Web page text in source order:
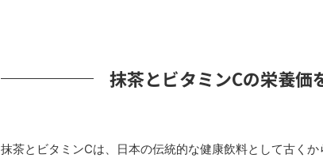
抹茶とビタミンCの栄養価
抹茶とビタミンCは、日本の伝統的な健康飲料として古く